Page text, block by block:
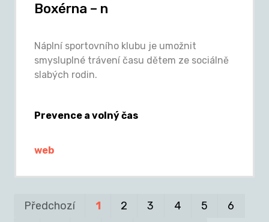
Boxérna – n
Náplní sportovního klubu je umožnit
smysluplné trávení času dětem ze sociálně
slabých rodin.
Prevence a volný čas
web
Předchozí 1 2 3 4 5
6